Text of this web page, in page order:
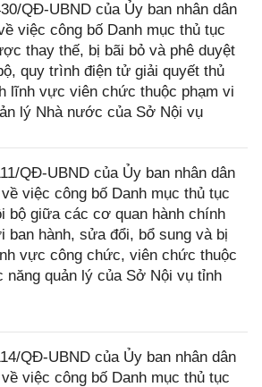
QĐ-UBND của Ủy ban nhân dân
việc công bố Danh mục thủ tục
thay thế, bị bãi bỏ và phê duyệt
quy trình điện tử giải quyết thủ
lĩnh vực viên chức thuộc phạm vi
lý Nhà nước của Sở Nội vụ
QĐ-UBND của Ủy ban nhân dân
việc công bố Danh mục thủ tục
bộ giữa các cơ quan hành chính
ban hành, sửa đổi, bổ sung và bị
vực công chức, viên chức thuộc
năng quản lý của Sở Nội vụ tỉnh
QĐ-UBND của Ủy ban nhân dân
việc công bố Danh mục thủ tục